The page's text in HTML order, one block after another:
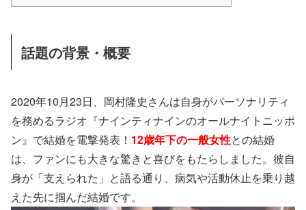
話題の背景・概要
2020年10月23日、岡村隆史さんは自身がパーソナリティ
を務めるラジオ『ナインティナインのオールナイトニッポ
ン』で結婚を電撃発表！ 12歳年下の一般女性との結婚
は、ファンにも大きな驚きと喜びをもたらしました。彼自
身が「支えられた」と語る通り、病気や活動休止を乗り越
えた先に掴んだ結婚です。